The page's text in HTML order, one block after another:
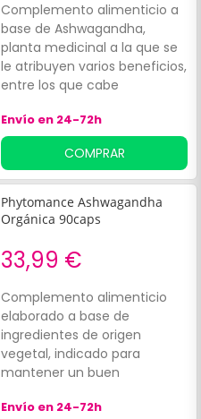
Complemento alimenticio a
base de Ashwagandha,
planta medicinal a la que se
le atribuyen varios beneficios,
entre los que cabe
el estrés. Reduce los niveles
de azúcar en la sangre.
Envío en 24-72h
COMPRAR
Phytomance Ashwagandha
Orgánica 90caps
33,99 €
Complemento alimenticio
elaborado a base de
ingredientes de origen
vegetal, indicado para
mantener un buen
extracto de raíz de
Envío en 24-72h